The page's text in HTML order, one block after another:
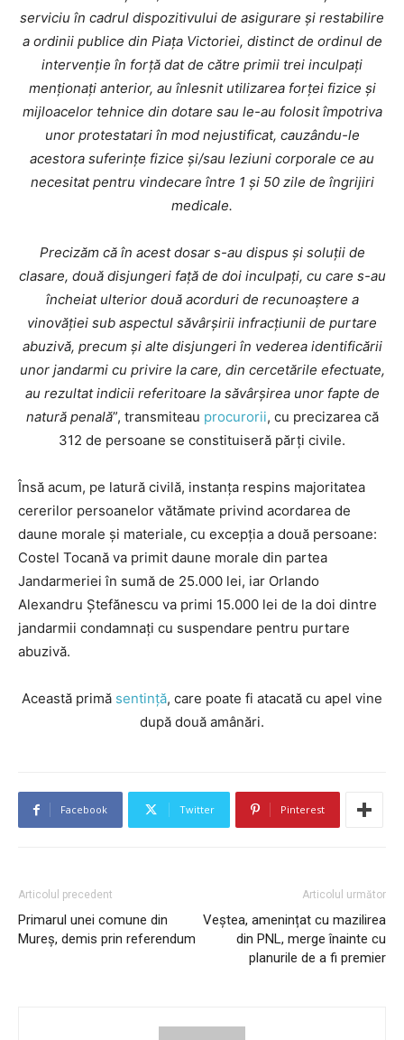
serviciu în cadrul dispozitivului de asigurare și restabilire
a ordinii publice din Piața Victoriei, distinct de ordinul de
intervenție în forță dat de către primii trei inculpați
menționați anterior, au înlesnit utilizarea forţei fizice și
mijloacelor tehnice din dotare sau le-au folosit împotriva
unor protestatari în mod nejustificat, cauzându-le
acestora suferințe fizice și/sau leziuni corporale ce au
necesitat pentru vindecare între 1 și 50 zile de îngrijiri
medicale.
Precizăm că în acest dosar s-au dispus și soluții de
clasare, două disjungeri față de doi inculpați, cu care s-au
încheiat ulterior două acorduri de recunoaștere a
vinovăției sub aspectul săvârșirii infracțiunii de purtare
abuzivă, precum și alte disjungeri în vederea identificării
unor jandarmi cu privire la care, din cercetările efectuate,
au rezultat indicii referitoare la săvârșirea unor fapte de
natură penală”, transmiteau procurorii, cu precizarea că
312 de persoane se constituiseră părți civile.
Însă acum, pe latură civilă, instanța respins majoritatea
cererilor persoanelor vătămate privind acordarea de
daune morale și materiale, cu excepția a două persoane:
Costel Tocană va primit daune morale din partea
Jandarmeriei în sumă de 25.000 lei, iar Orlando
Alexandru Ștefănescu va primi 15.000 lei de la doi dintre
jandarmii condamnați cu suspendare pentru purtare
abuzivă.
Această primă sentință, care poate fi atacată cu apel vine
după două amânări.
Facebook Twitter Pinterest
Articolul precedent
Primarul unei comune din
Mureș, demis prin referendum
Articolul următor
Veștea, amenințat cu mazilirea
din PNL, merge înainte cu
planurile de a fi premier